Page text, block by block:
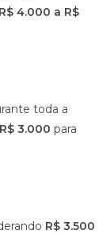
R$ 4.000 a R$
toda a
R$ 3.000 para
R$ 3.500